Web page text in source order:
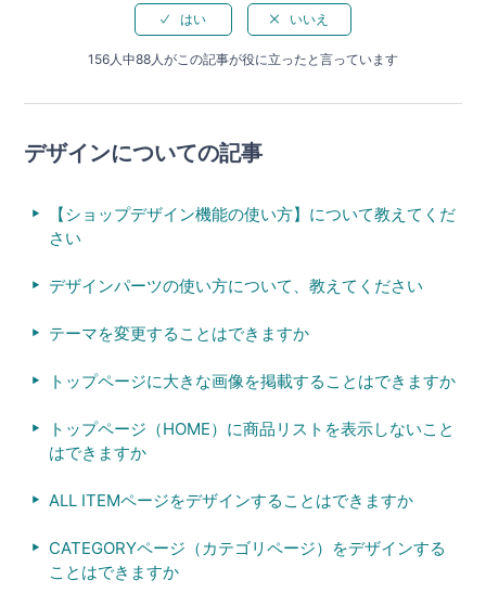
156人中88人がこの記事が役に立ったと言っています
デザインについての記事
【ショップデザイン機能の使い方】について教えてくだ
さい
デザインパーツの使い方について、教えてください
テーマを変更することはできますか
トップページに大きな画像を掲載することはできますか
トップページ（HOME）に商品リストを表示しないこと
はできますか
ALL ITEMページをデザインすることはできますか
CATEGORYページ（カテゴリページ）をデザインする
ことはできますか